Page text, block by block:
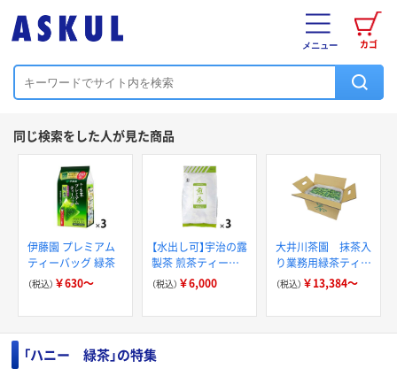
カゴ
メニュー
同じ検索をした人が見た商品
伊藤園 プレミアム
ティーバッグ 緑茶
（税込） ￥630～
【水出し可】宇治の露
製茶 煎茶ティーバ
ッグ 業務用 1セッ
ト（300バッグ：100
（税込） ￥6,000
大井川茶園 抹茶入
り業務用緑茶ティー
バッグ
（税込） ￥13,384～
「ハニー 緑茶」の特集